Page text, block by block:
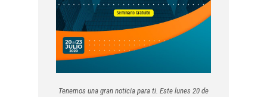
Tenemos una gran noticia para ti. Este lunes 20 de